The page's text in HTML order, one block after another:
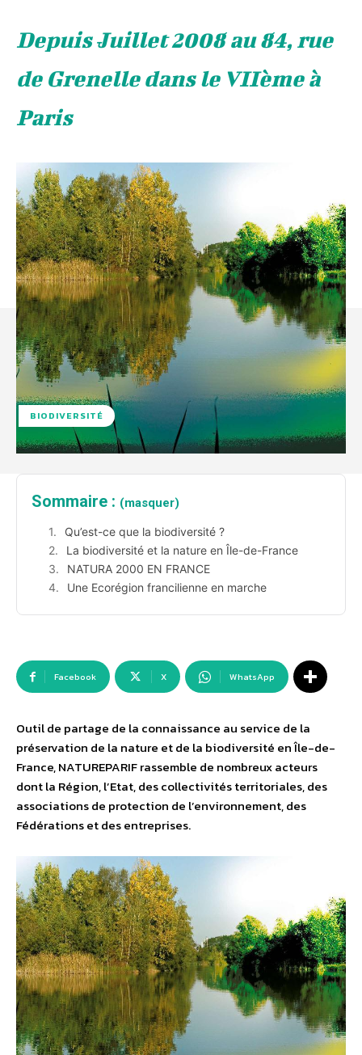
Depuis Juillet 2008 au 84, rue
de Grenelle dans le VIIème à
Paris
BIODIVERSITÉ
Sommaire : (masquer)
Qu’est-ce que la biodiversité ?
La biodiversité et la nature en Île-de-France
NATURA 2000 EN FRANCE
Une Ecorégion francilienne en marche
Facebook X WhatsApp
Outil de partage de la connaissance au service de la
préservation de la nature et de la biodiversité en Île-de-
France, NATUREPARIF rassemble de nombreux acteurs
dont la Région, l’Etat, des collectivités territoriales, des
associations de protection de l’environnement, des
Fédérations et des entreprises.